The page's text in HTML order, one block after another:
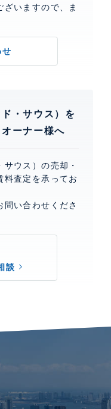
いますので、ま
せ
・サウス）を
オーナー様へ
ウス）の売却・
料査定を承ってお
い合わせくださ
談